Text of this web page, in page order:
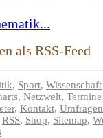
als RSS-Feed
, Sport, Wissenschaft
, Netzwelt, Termine
, Kontakt, Umfragen
RSS, Shop, Sitemap,